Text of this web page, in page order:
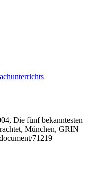
Die fünf bekanntesten
München, GRIN
71219